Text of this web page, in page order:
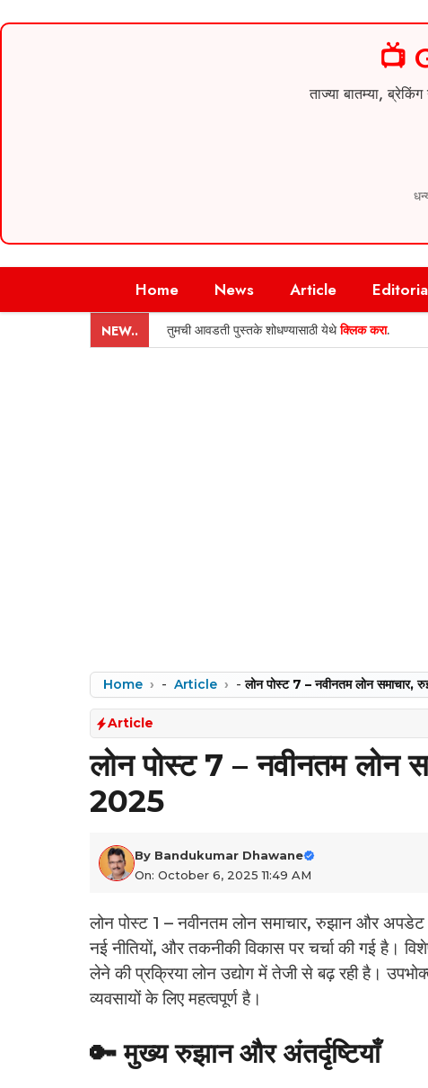
📺
ताज्या बातम्या,
Home News Article
NEW.. तुमची आवडती पुस्तके शोधण्यासाठी येथेक्लिक करा.
Home - Article -लोन पोस्ट 7 – नवीनतम लोन
Article
लोन पोस्ट 7 – नवीनतम लोन
2025
By Bandukumar Dhawane
On: October 6, 2025 11:49 AM
लोन पोस्ट 1 – नवीनतम लोन समाचार, रुझान और
नई नीतियों, और तकनीकी विकास पर चर्चा की गई है।
लेने की प्रक्रिया लोन उद्योग में तेजी से बढ़ रही है।
व्यवसायों के लिए महत्वपूर्ण है।
🔑 मुख्य रुझान और अंतर्दृष्टियाँ